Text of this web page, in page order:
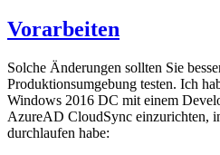
Vorarbeiten
Solche Änderungen sollten Sie
Produktionsumgebung testen. Ich
Windows 2016 DC mit einem
AzureAD CloudSync einzurichten,
durchlaufen habe: